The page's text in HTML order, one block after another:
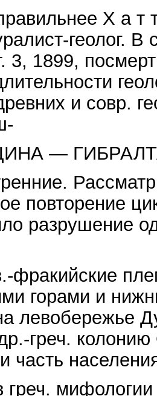
X а т
геолог.
3, 1899,
и совр.
—
повторение
разрушение
фракийские
горами и
левобережье
греч.
часть
мифологии